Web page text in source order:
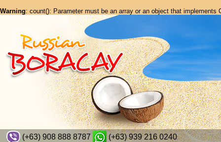
Warning: count(): Parameter must be an array or an object that implements
(+63) 908 888 8787 (+63) 939 216 0240